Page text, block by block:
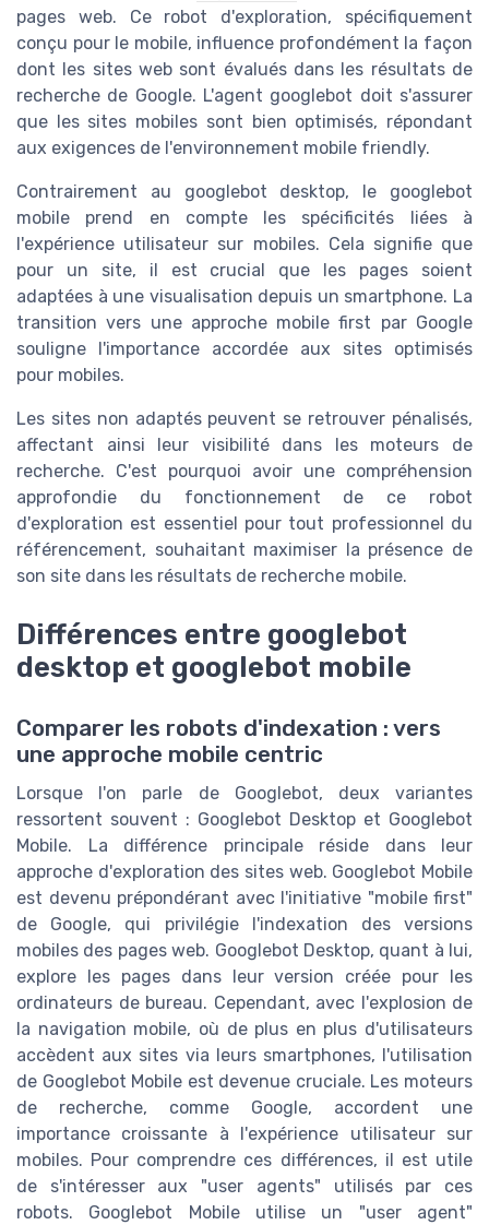
pages web. Ce robot d'exploration, spécifiquement
conçu pour le mobile, influence profondément la façon
dont les sites web sont évalués dans les résultats de
recherche de Google. L'agent googlebot doit s'assurer
que les sites mobiles sont bien optimisés, répondant
aux exigences de l'environnement mobile friendly.
Contrairement au googlebot desktop, le googlebot
mobile prend en compte les spécificités liées à
l'expérience utilisateur sur mobiles. Cela signifie que
pour un site, il est crucial que les pages soient
adaptées à une visualisation depuis un smartphone. La
transition vers une approche mobile first par Google
souligne l'importance accordée aux sites optimisés
pour mobiles.
Les sites non adaptés peuvent se retrouver pénalisés,
affectant ainsi leur visibilité dans les moteurs de
recherche. C'est pourquoi avoir une compréhension
approfondie du fonctionnement de ce robot
d'exploration est essentiel pour tout professionnel du
référencement, souhaitant maximiser la présence de
son site dans les résultats de recherche mobile.
Différences entre googlebot
desktop et googlebot mobile
Comparer les robots d'indexation : vers
une approche mobile centric
Lorsque l'on parle de Googlebot, deux variantes
ressortent souvent : Googlebot Desktop et Googlebot
Mobile. La différence principale réside dans leur
approche d'exploration des sites web. Googlebot Mobile
est devenu prépondérant avec l'initiative "mobile first"
de Google, qui privilégie l'indexation des versions
mobiles des pages web. Googlebot Desktop, quant à lui,
explore les pages dans leur version créée pour les
ordinateurs de bureau. Cependant, avec l'explosion de
la navigation mobile, où de plus en plus d'utilisateurs
accèdent aux sites via leurs smartphones, l'utilisation
de Googlebot Mobile est devenue cruciale. Les moteurs
de recherche, comme Google, accordent une
importance croissante à l'expérience utilisateur sur
mobiles. Pour comprendre ces différences, il est utile
de s'intéresser aux "user agents" utilisés par ces
robots. Googlebot Mobile utilise un "user agent"